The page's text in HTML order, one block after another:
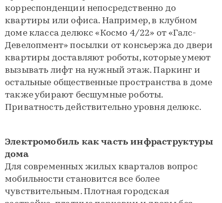
корреспонденции непосредственно до
квартиры или офиса. Например, в клубном
доме класса делюкс «Космо 4/22» от «Галс-
Девелопмент» посылки от консьержа до двери
квартиры доставляют роботы, которые умеют
вызывать лифт на нужный этаж. Паркинг и
остальные общественные пространства в доме
также убирают бесшумные роботы.
Приватность действительно уровня делюкс.
Электромобиль как часть инфраструктуры
дома
Для современных жилых кварталов вопрос
мобильности становится все более
чувствительным. Плотная городская